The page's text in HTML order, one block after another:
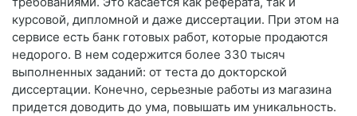
курсовой, дипломной и даже диссертации. При этом на
сервисе есть банк готовых работ, которые продаются
недорого. В нем содержится более 330 тысяч
выполненных заданий: от теста до докторской
диссертации. Конечно, серьезные работы из магазина
придется доводить до ума, повышать им уникальность.